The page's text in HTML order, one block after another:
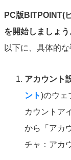
PC版BITPOINT(
を開始しましょう
以下に、具体的な
アカウント
ント)のウェ
カウントア
から「アカ
チャ：アカ